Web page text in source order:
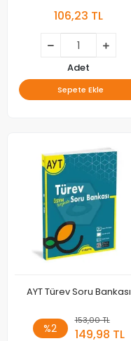
106,23 TL
Adet
Sepete Ekle
AYT Türev Soru Bankası
%2
153,00 TL
149,98 TL